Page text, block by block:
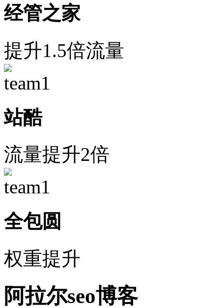
经管之家
提升1.5倍流量
站酷
流量提升2倍
全包圆
权重提升
阿拉尔seo博客